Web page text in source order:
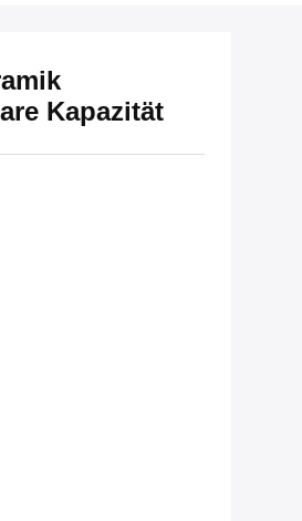
Kapazität